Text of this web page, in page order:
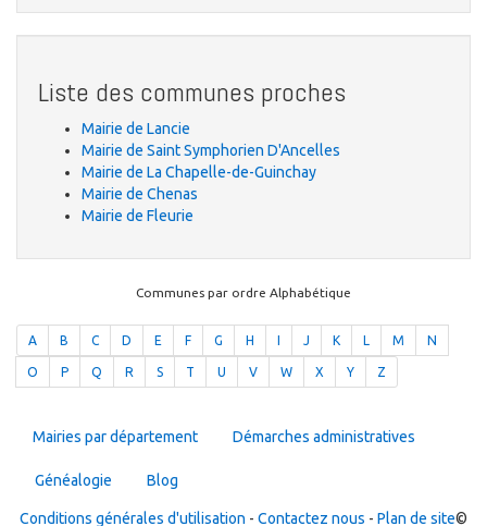
Liste des communes proches
Mairie de Lancie
Mairie de Saint Symphorien D'Ancelles
Mairie de La Chapelle-de-Guinchay
Mairie de Chenas
Mairie de Fleurie
Communes par ordre Alphabétique
A B C D E F G H J K L M N
O P Q R S T U V W X Y Z
Mairies par département Démarches administratives
Généalogie Blog
Conditions générales d'utilisation - Contactez nous - Plan de site©